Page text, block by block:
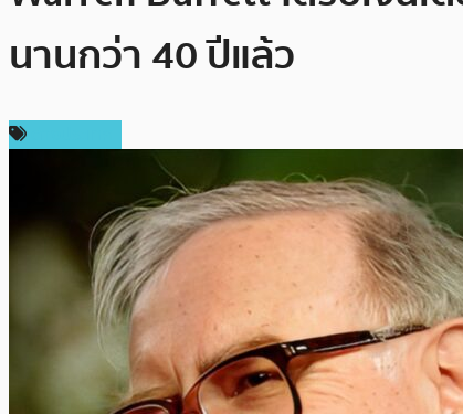
นานกว่า 40 ปีแล้ว